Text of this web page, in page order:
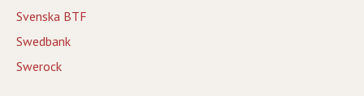
Svenska BTF
Swedbank
Swerock